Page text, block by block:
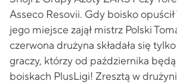
Asseco Resovii. Gdy boisko
jego miejsce zajął mistrz Polski
czerwona drużyna składała się
graczy, którzy od października
boiskach PlusLigi! Zresztą w